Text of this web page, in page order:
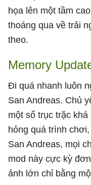
họa lên một tầm
thoáng qua về trải
theo.
Memory
Đi quá nhanh luôn
San Andreas. Chủ
một số trục trặc
hỏng quá trình
San Andreas, mọi
mod này cực kỳ
ảnh lớn chỉ bằng